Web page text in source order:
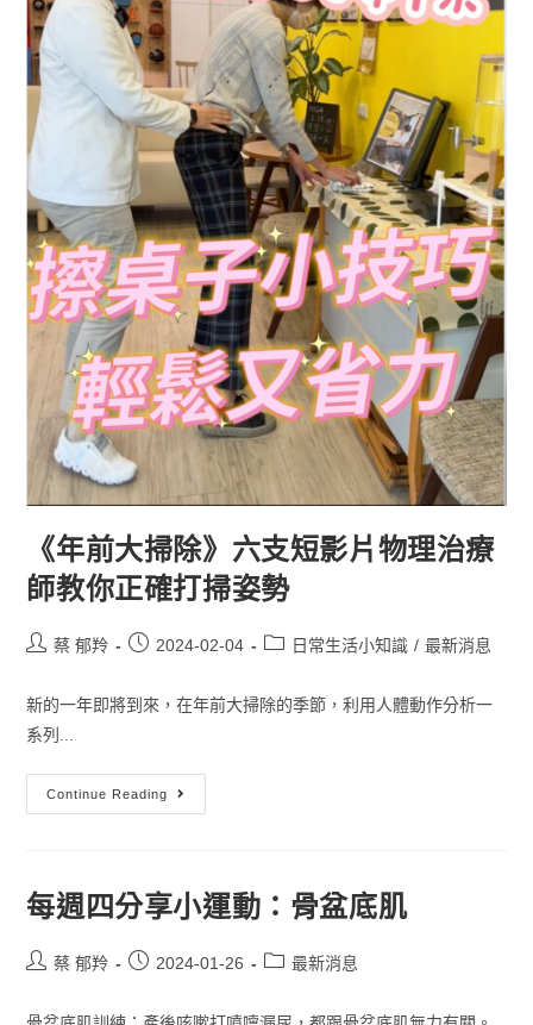
《年前大掃除》六支短影片物理治療
師教你正確打掃姿勢
蔡 郁羚 2024-02-04 日常生活小知識 / 最新消息
新的一年即將到來，在年前大掃除的季節，利用人體動作分析一
系列...
Continue Reading
每週四分享小運動：骨盆底肌
蔡 郁羚 2024-01-26 最新消息